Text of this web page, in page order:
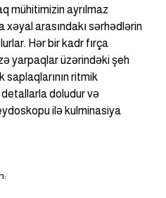
mühitimizin ayrılmaz
xəyal arasındakı sərhədlərin
Hər bir kadr fırça
yarpaqlar üzərindəki şeh
saplaqlarının ritmik
doludur və
ilə kulminasiya